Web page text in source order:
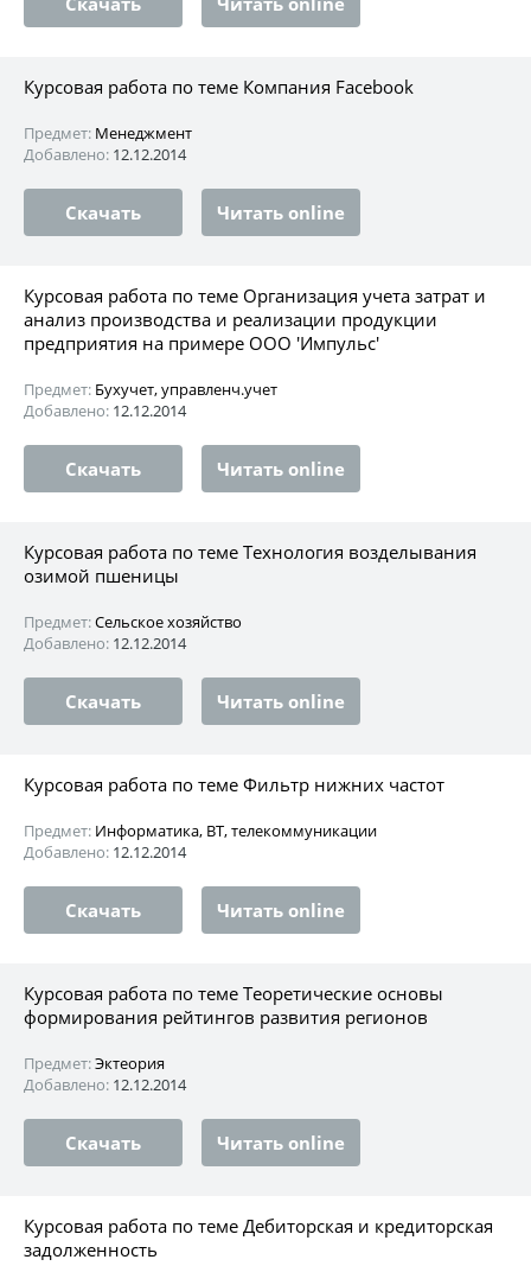
Курсовая работа по теме Компания Facebook
Предмет: Менеджмент
Добавлено: 12.12.2014
Скачать Читать online
Курсовая работа по теме Организация учета затрат и
анализ производства и реализации продукции
предприятия на примере ООО 'Импульс'
Предмет: Бухучет, управленч.учет
Добавлено: 12.12.2014
Скачать Читать online
Курсовая работа по теме Технология возделывания
озимой пшеницы
Предмет:Сельское хозяйство
Добавлено: 12.12.2014
Скачать Читать online
Курсовая работа по теме Фильтр нижних частот
Предмет: Информатика, ВТ, телекоммуникации
Добавлено: 12.12.2014
Скачать Читать online
Курсовая работа по теме Теоретические основы
формирования рейтингов развития регионов
Предмет:Эктеория
Добавлено: 12.12.2014
Скачать Читать online
Курсовая работа по теме Дебиторская и кредиторская
задолженность